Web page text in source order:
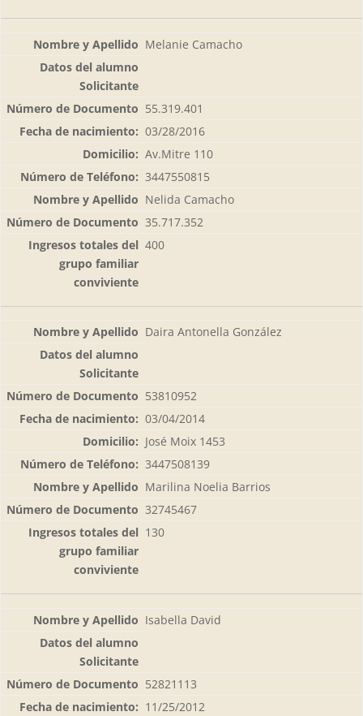
Melanie Camacho
55.319.401
03/28/2016
Av.Mitre 110
3447550815
Nelida Camacho
35.717.352
400
Daira Antonella González
53810952
03/04/2014
José Moix 1453
3447508139
Marilina Noelia Barrios
32745467
130
Isabella David
52821113
11/25/2012